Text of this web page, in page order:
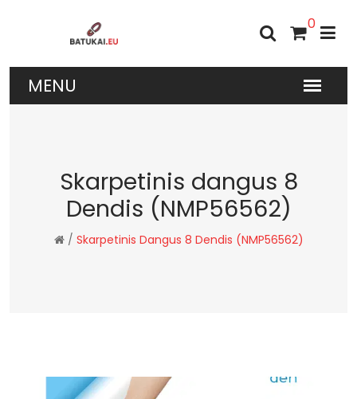
0
Skarpetinis dangus 8
Dendis (NMP56562)
/ Skarpetinis Dangus 8 Dendis (NMP56562)